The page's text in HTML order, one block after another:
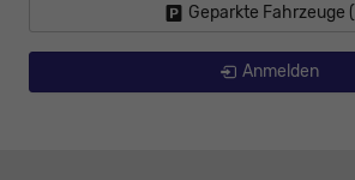
Geparkte Fahrzeuge (
Anmelden